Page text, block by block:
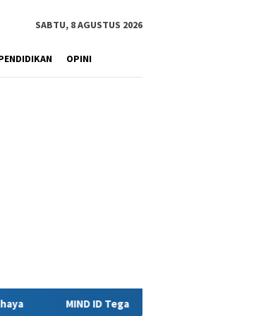
SABTU, 8 AGUSTUS 2026
OPINI
Dukungan Penuh Bagi PT Vale di Pomalaa,